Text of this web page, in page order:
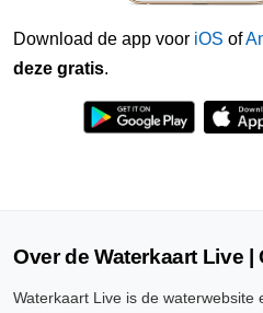
Download de app voor iOS of
deze gratis.
Over de Waterkaart Live |
Waterkaart Live is de waterwebsite